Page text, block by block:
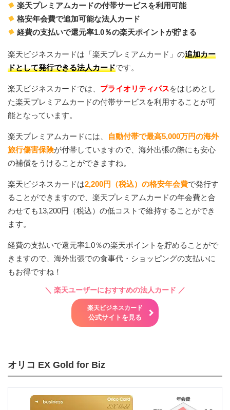
楽天プレミアムカードの付帯サービスを利用可能
格安年会費で追加可能な法人カード
経費の支払いで還元率1.0％の楽天ポイントが貯まる
楽天ビジネスカードは「楽天プレミアムカード」の追加カー
ドとして発行できる法人カードです。
楽天ビジネスカードでは、 プライオリティパスをはじめとし
た楽天プレミアムカードの付帯サービスを利用することが可
能となっています。
楽天プレミアムカードには、
自動付帯で最高5,000万円の海外
旅行傷害保険が付帯していますので、海外出張の際にも安心
の補償をうけることができますね。
楽天ビジネスカードは2,200円（税込）の格安年会費で発行す
ることができますので、楽天プレミアムカードの年会費と合
わせても13,200円（税込）の低コストで維持することができ
ます。
経費の支払いで還元率1.0％の楽天ポイントを貯めることがで
きますので、海外出張での食事代・ショッピングの支払いに
もお得ですね！
＼ 楽天ユーザーにおすすめの法人カード ／
楽天ビジネスカード
公式サイトを見る
オリコ EX Gold for Biz